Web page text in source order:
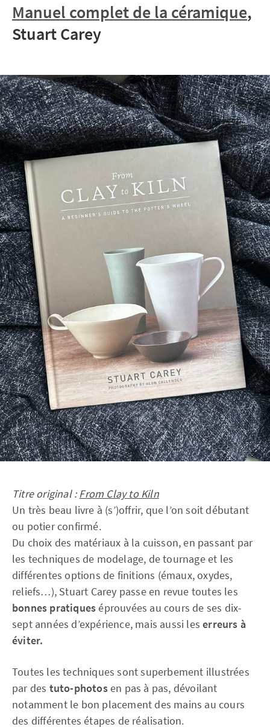
Manuel complet de la céramique,
Stuart Carey
Titre original :From Clay to Kiln
Un très beau livre à (s’)offrir, que l’on soit débutant
ou potier confirmé.
Du choix des matériaux à la cuisson, en passant par
les techniques de modelage, de tournage et les
différentes options de finitions (émaux, oxydes,
reliefs…), Stuart Carey passe en revue toutes les
bonnes pratiqueséprouvées au cours de ses dix-
sept années d’expérience, mais aussi leserreurs à
éviter.
Toutes les techniques sont superbement illustrées
par des tuto-photosen pas à pas, dévoilant
notamment le bon placement des mains au cours
des différentes étapes de réalisation.